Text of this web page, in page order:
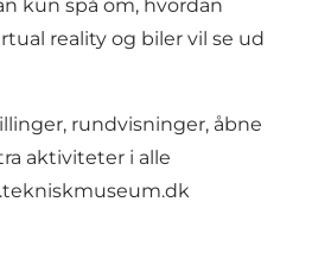
kun spå om, hvordan
reality og biler vil se ud
rundvisninger, åbne
aktiviteter i alle